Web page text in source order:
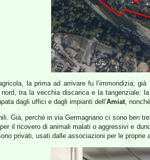
la prima ad arrivare fu l’immondizia:
nord, tra la vecchia discarica e la tangenziale:
dagli uffici e dagli impianti dell’Amiat,
Già, perché in via Germagnano ci sono ben
il ricovero di animali malati o aggressivi e
privati, usati dalle associazioni per le proprie